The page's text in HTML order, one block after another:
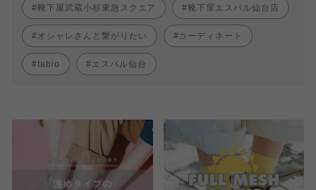
靴下屋武蔵小杉東急スクエア 靴下屋エスパル仙台店
オシャレさんと繋がりたい コーディネート
tabio エスパル仙台